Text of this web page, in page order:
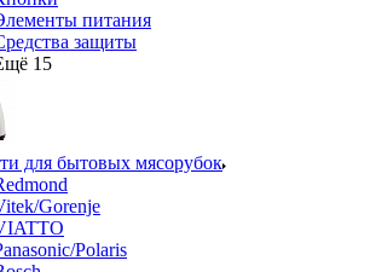
питания
защиты
15
для бытовых мясорубок
Gorenje
Polaris